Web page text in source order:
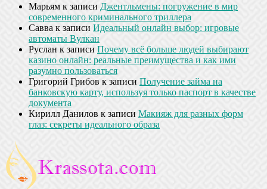
Марьям к записи Джентльмены: погружение в мир
современного криминального триллера
Савва к записи Идеальный онлайн выбор: игровые
автоматы Вулкан
Руслан к записи Почему всё больше людей выбирают
казино онлайн: реальные преимущества и как ими
разумно пользоваться
Григорий Грибов к записи Получение займа на
банковскую карту, используя только паспорт в качестве
документа
Кирилл Данилов к записи Макияж для разных форм
глаз: секреты идеального образа